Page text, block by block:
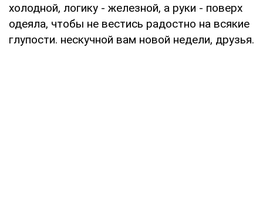
холодной, логику - железной, а руки - поверх
одеяла, чтобы не вестись радостно на всякие
глупости. нескучной вам новой недели, друзья.